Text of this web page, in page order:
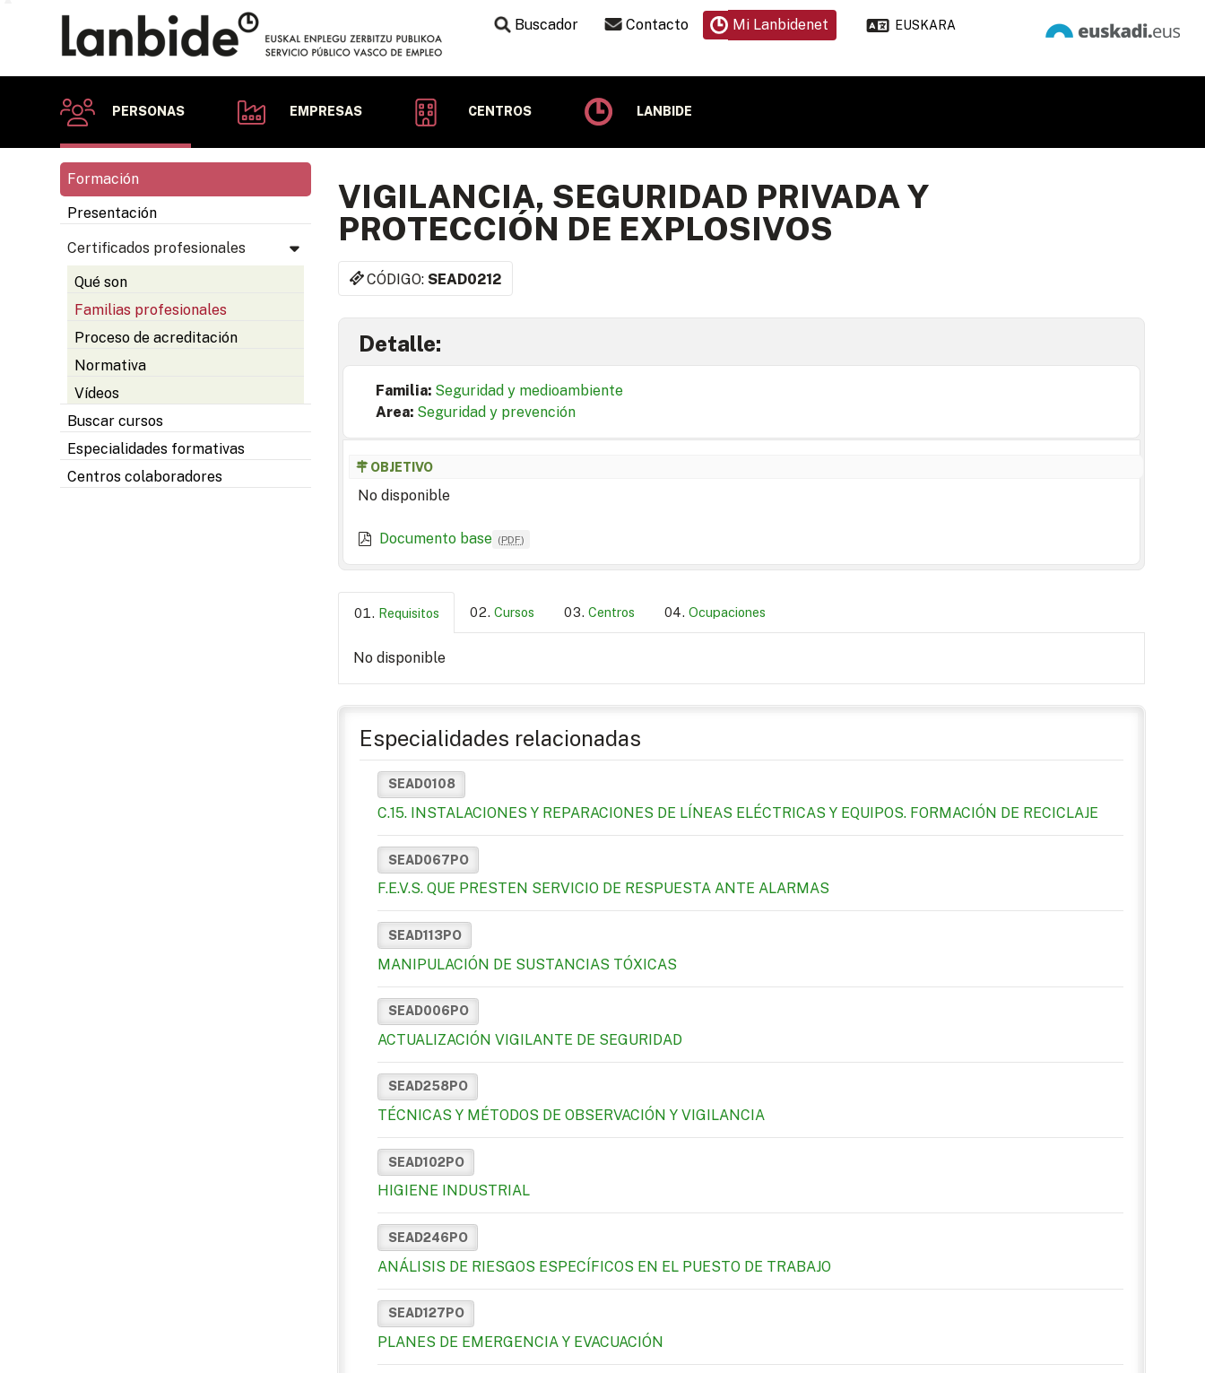
Buscador Contacto Mi Lanbidenet EUSKARA
PERSONAS EMPRESAS CENTROS LANBIDE
Formación
Presentación
Certificados profesionales
Qué son
Familias profesionales
Proceso de acreditación
Normativa
Vídeos
Buscar cursos
Especialidades formativas
Centros colaboradores
VIGILANCIA, SEGURIDAD PRIVADA Y
PROTECCIÓN DE EXPLOSIVOS
CÓDIGO:SEAD0212
Detalle:
Familia: Seguridad y medioambiente
Area: Seguridad y prevención
OBJETIVO
No disponible
Documento base (PDF)
Requisitos Cursos Centros Ocupaciones
No disponible
Especialidades relacionadas
SEAD0108
C.15. INSTALACIONES Y REPARACIONES DE LÍNEAS ELÉCTRICAS Y EQUIPOS. FORMACIÓN DE RECICLAJE
SEAD067PO
F.E.V.S. QUE PRESTEN SERVICIO DE RESPUESTA ANTE ALARMAS
SEAD113PO
MANIPULACIÓN DE SUSTANCIAS TÓXICAS
SEAD006PO
ACTUALIZACIÓN VIGILANTE DE SEGURIDAD
SEAD258PO
TÉCNICAS Y MÉTODOS DE OBSERVACIÓN Y VIGILANCIA
SEAD102PO
HIGIENE INDUSTRIAL
SEAD246PO
ANÁLISIS DE RIESGOS ESPECÍFICOS EN EL PUESTO DE TRABAJO
SEAD127PO
PLANES DE EMERGENCIA Y EVACUACIÓN